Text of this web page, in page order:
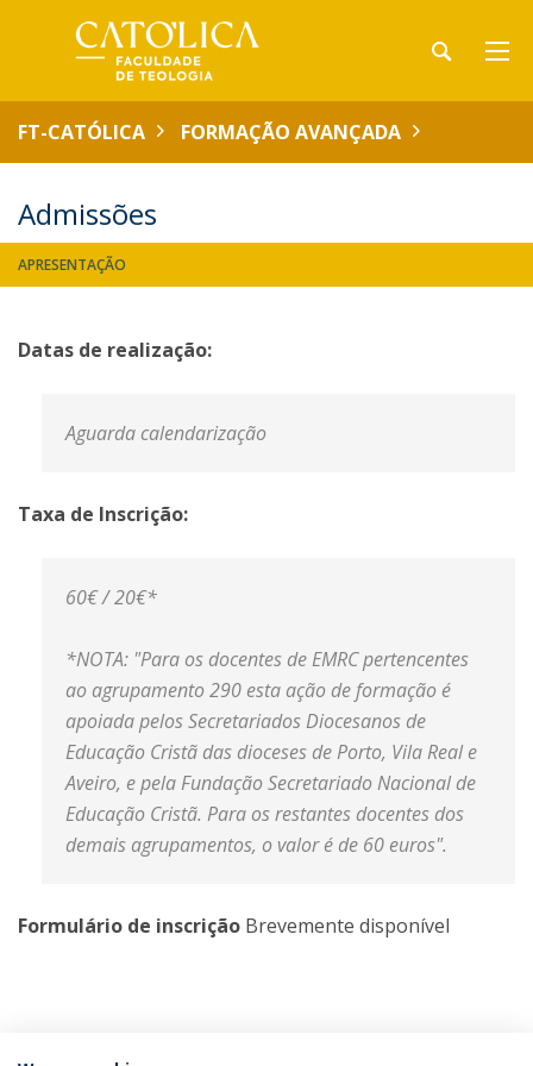
FT-CATÓLICA FORMAÇÃO AVANÇADA
Admissões
APRESENTAÇÃO
Datas de realização:
Aguarda calendarização
Taxa de Inscrição:
60€ / 20€*
*NOTA: "Para os docentes de EMRC pertencentes
ao agrupamento 290 esta ação de formação é
apoiada pelos Secretariados Diocesanos de
Educação Cristã das dioceses de Porto, Vila Real e
Aveiro, e pela Fundação Secretariado Nacional de
Educação Cristã. Para os restantes docentes dos
demais agrupamentos, o valor é de 60 euros".
Formulário de inscrição Brevemente disponível